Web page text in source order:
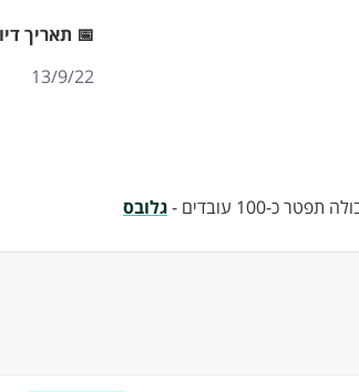
📅 תאריך
13/9/22
100 עובדים -
גלובס